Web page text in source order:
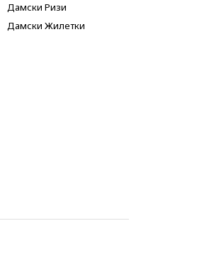
Дамски Ризи
Дамски Жилетки